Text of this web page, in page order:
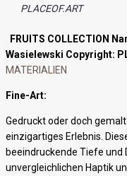
PLACEOF.ART
FRUITS COLLECTION
Wasielewski Copyright:
MATERIALIEN
Fine-Art:
Gedruckt oder doch
einzigartiges Erlebnis.
beeindruckende Tiefe
unvergleichlichen Haptik